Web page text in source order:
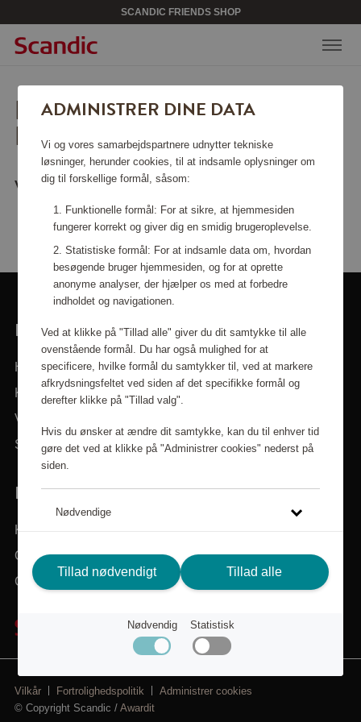
SCANDIC FRIENDS SHOP
BEKLAGER, SIDEN KAN
IKKE FINDES.
Vil du vende tilbage til
ADMINISTRER DINE DATA
Vi og vores samarbejdspartnere udnytter tekniske
løsninger, herunder cookies, til at indsamle oplysninger om
dig til forskellige formål, såsom:
Funktionelle formål: For at sikre, at hjemmesiden
fungerer korrekt og giver dig en smidig brugeroplevelse.
Statistiske formål: For at indsamle data om, hvordan
besøgende bruger hjemmesiden, og for at oprette
anonyme analyser, der hjælper os med at forbedre
indholdet og navigationen.
Ved at klikke på "Tillad alle" giver du dit samtykke til alle
ovenstående formål. Du har også mulighed for at
specificere, hvilke formål du samtykker til, ved at markere
afkrydsningsfeltet ved siden af det specifikke formål og
derefter klikke på "Tillad valg".
Hvis du ønsker at ændre dit samtykke, kan du til enhver tid
gøre det ved at klikke på "Administrer cookies" nederst på
siden.
Nødvendige
cookies og andre tekniske løsninger, og hvordan vi
indsamler og behandler personoplysninger.
Tillad nødvendigt Tillad alle
Nødvendig Statistisk
LINKS
Hjem
Kategorier
Varemærker
Søg i sortimentet
BRUG FOR HJÆLP? VI ER HER FOR DIG!
Kundeservice
Om Scandic Friends
Gå til scandichotels.dk
Vilkår Fortrolighedspolitik
Administrer cookies
© Copyright Scandic /Awardit